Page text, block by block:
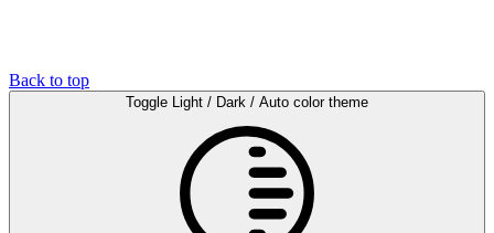
Back to top
Toggle Light / Dark / Auto color theme